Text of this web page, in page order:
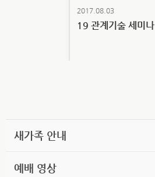
2017.08.03
19 관계기술 세미나
새가족 안내
예배 영상